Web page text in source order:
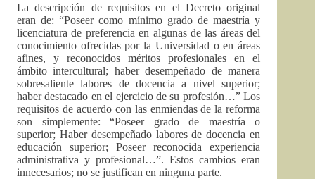
La descripción de requisitos en el Decreto original
eran de: “Poseer como mínimo grado de maestría y
licenciatura de preferencia en algunas de las áreas del
conocimiento ofrecidas por la Universidad o en áreas
afines, y reconocidos méritos profesionales en el
ámbito intercultural; haber desempeñado de manera
sobresaliente labores de docencia a nivel superior;
haber destacado en el ejercicio de su profesión…” Los
requisitos de acuerdo con las enmiendas de la reforma
son simplemente: “Poseer grado de maestría o
superior; Haber desempeñado labores de docencia en
educación superior; Poseer reconocida experiencia
administrativa y profesional…”. Estos cambios eran
innecesarios; no se justifican en ninguna parte.